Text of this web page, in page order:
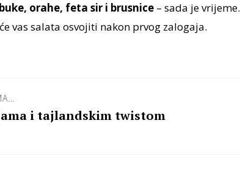
orahe, feta sir i brusnice– sada je vrijeme.
vas salata osvojiti nakon prvog zalogaja.
i tajlandskim twistom